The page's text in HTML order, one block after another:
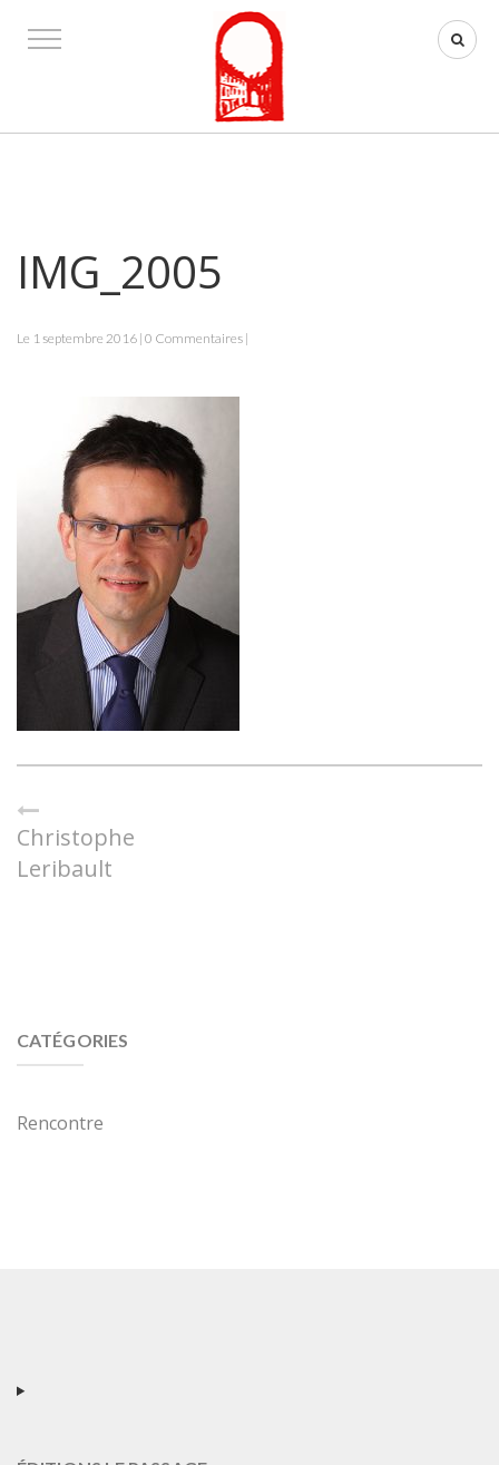
IMG_2005
Le 1 septembre 2016 | 0 Commentaires |
Christophe
Leribault
CATÉGORIES
Rencontre